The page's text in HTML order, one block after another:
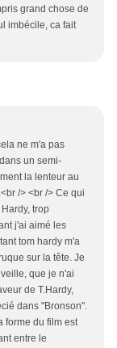
grand chose de
imbécile, ca fait
ne m'a pas
un semi-
la lenteur au
/> <br /> Ce qui
trop
j'ai aimé les
tom hardy m'a
sur la tête. Je
que je n'ai
de T.Hardy,
dans "Bronson".
forme du film est
entre le